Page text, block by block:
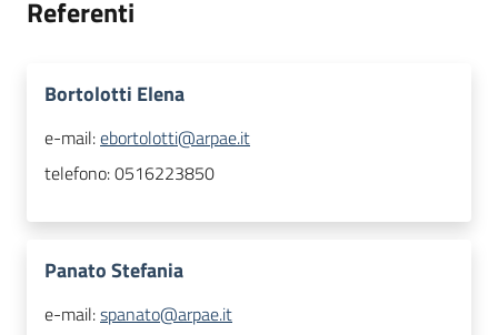
Referenti
Bortolotti Elena
e-mail:ebortolotti@arpae.it
telefono:0516223850
Panato Stefania
e-mail:spanato@arpae.it